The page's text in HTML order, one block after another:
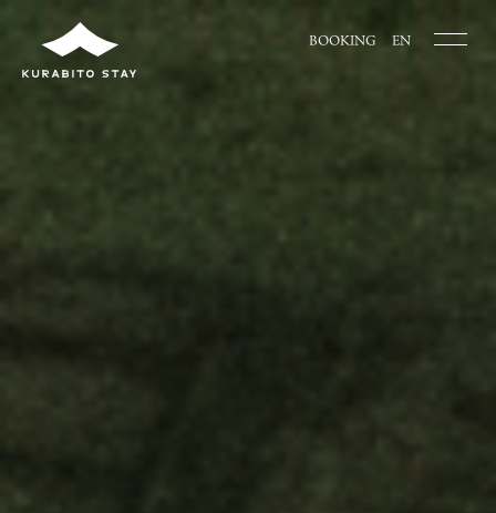
BOOKING EN